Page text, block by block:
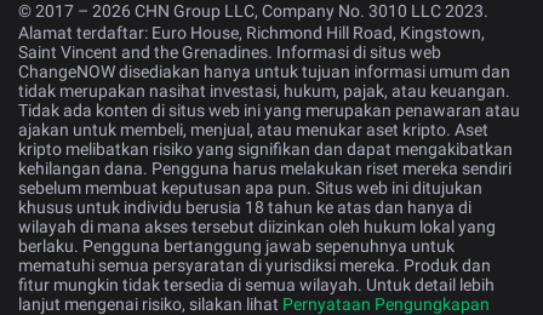
© 2017 – 2026 CHN Group LLC, Company No. 3010 LLC 2023.
Alamat terdaftar: Euro House, Richmond Hill Road, Kingstown,
Saint Vincent and the Grenadines. Informasi di situs web
ChangeNOW disediakan hanya untuk tujuan informasi umum dan
tidak merupakan nasihat investasi, hukum, pajak, atau keuangan.
Tidak ada konten di situs web ini yang merupakan penawaran atau
ajakan untuk membeli, menjual, atau menukar aset kripto. Aset
kripto melibatkan risiko yang signifikan dan dapat mengakibatkan
kehilangan dana. Pengguna harus melakukan riset mereka sendiri
sebelum membuat keputusan apa pun. Situs web ini ditujukan
khusus untuk individu berusia 18 tahun ke atas dan hanya di
wilayah di mana akses tersebut diizinkan oleh hukum lokal yang
berlaku. Pengguna bertanggung jawab sepenuhnya untuk
mematuhi semua persyaratan di yurisdiksi mereka. Produk dan
fitur mungkin tidak tersedia di semua wilayah. Untuk detail lebih
lanjut mengenai risiko, silakan lihat Pernyataan Pengungkapan